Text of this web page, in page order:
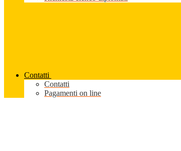
Contatti
Contatti
Pagamenti on line